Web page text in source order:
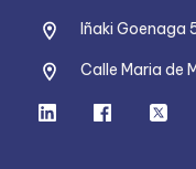
Iñaki Goenaga
Calle Maria de